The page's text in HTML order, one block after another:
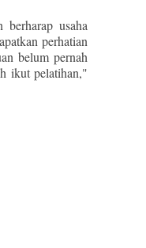
usaha
perhatian
belum pernah
ikut pelatihan,"